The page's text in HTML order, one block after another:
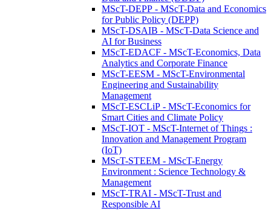
MScT-DEPP - MScT-Data and Economics
for Public Policy (DEPP)
MScT-DSAIB - MScT-Data Science and
AI for Business
MScT-EDACF - MScT-Economics, Data
Analytics and Corporate Finance
MScT-EESM - MScT-Environmental
Engineering and Sustainability
Management
MScT-ESCLiP - MScT-Economics for
Smart Cities and Climate Policy
MScT-IOT - MScT-Internet of Things :
Innovation and Management Program
(IoT)
MScT-STEEM - MScT-Energy
Environment : Science Technology &
Management
MScT-TRAI - MScT-Trust and
Responsible AI